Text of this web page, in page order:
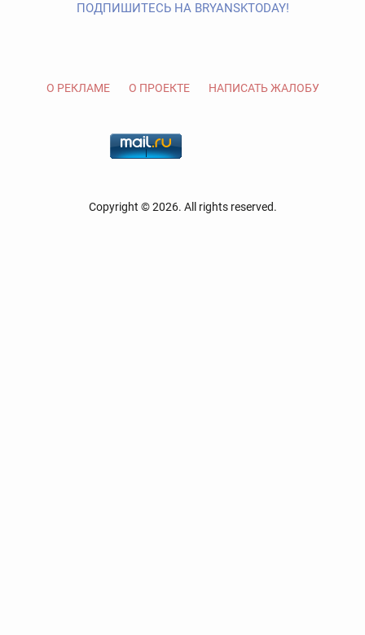
ПОДПИШИТЕСЬ НА BRYANSKTODAY!
О РЕКЛАМЕ О ПРОЕКТЕ НАПИСАТЬ ЖАЛОБУ
Copyright © 2026. All rights reserved.